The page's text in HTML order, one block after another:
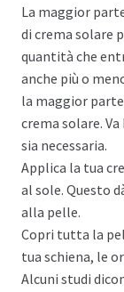
La maggior
di crema solare
quantità che
anche più o
la maggior
crema solare.
sia necessaria.
Applica la tua
al sole. Questo
alla pelle.
Copri tutta la
tua schiena, le
Alcuni studi